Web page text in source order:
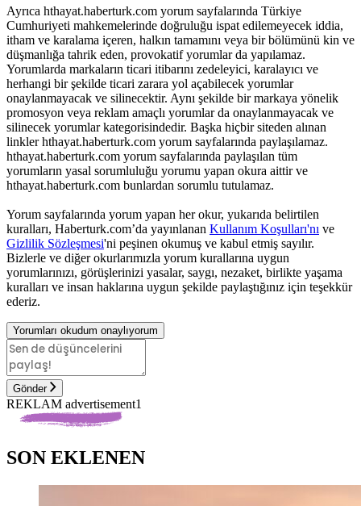
Ayrıca hthayat.haberturk.com yorum sayfalarında Türkiye
Cumhuriyeti mahkemelerinde doğruluğu ispat edilemeyecek iddia,
itham ve karalama içeren, halkın tamamını veya bir bölümünü kin ve
düşmanlığa tahrik eden, provokatif yorumlar da yapılamaz.
Yorumlarda markaların ticari itibarını zedeleyici, karalayıcı ve
herhangi bir şekilde ticari zarara yol açabilecek yorumlar
onaylanmayacak ve silinecektir. Aynı şekilde bir markaya yönelik
promosyon veya reklam amaçlı yorumlar da onaylanmayacak ve
silinecek yorumlar kategorisindedir. Başka hiçbir siteden alınan
linkler hthayat.haberturk.com yorum sayfalarında paylaşılamaz.
hthayat.haberturk.com yorum sayfalarında paylaşılan tüm
yorumların yasal sorumluluğu yorumu yapan okura aittir ve
hthayat.haberturk.com bunlardan sorumlu tutulamaz.
Yorum sayfalarında yorum yapan her okur, yukarıda belirtilen
kuralları, Haberturk.com’da yayınlanan Kullanım Koşulları'nı ve
Gizlilik Sözleşmesi'ni peşinen okumuş ve kabul etmiş sayılır.
Bizlerle ve diğer okurlarımızla yorum kurallarına uygun
yorumlarınızı, görüşlerinizi yasalar, saygı, nezaket, birlikte yaşama
kuralları ve insan haklarına uygun şekilde paylaştığınız için teşekkür
ederiz.
Yorumları okudum onaylıyorum
Gönder
REKLAM advertisement1
SON EKLENEN